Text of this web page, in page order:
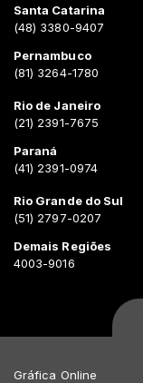
Santa Catarina
(48) 3380-9407
Pernambuco
(81) 3264-1780
Rio de Janeiro
(21) 2391-7675
Paraná
(41) 2391-0974
Rio Grande do Sul
(51) 2797-0207
Demais Regiões
4003-9016
Gráfica Online